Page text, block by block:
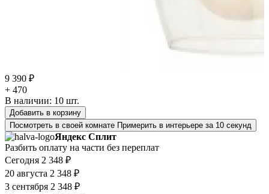
9 390 ₽
+ 470
В наличии: 10 шт.
Добавить в корзину
Посмотреть в своей комнате Примерить в интерьере за 10 секунд
Яндекс Сплит
Разбить оплату на части без переплат
Сегодня 2 348 ₽
20 августа 2 348 ₽
3 сентября 2 348 ₽